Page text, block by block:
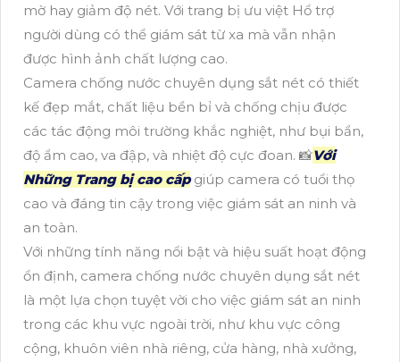
mờ hay giảm độ nét. Với trang bị ưu việt Hổ trợ
người dùng có thể giám sát từ xa mà vẫn nhận
được hình ảnh chất lượng cao.
Camera chống nước chuyên dụng sắt nét có thiết
kế đẹp mắt, chất liệu bền bỉ và chống chịu được
các tác động môi trường khắc nghiệt, như bụi bẩn,
độ ẩm cao, va đập, và nhiệt độ cực đoan. 📸Với
Những Trang bị cao cấpgiúp camera có tuổi thọ
cao và đáng tin cậy trong việc giám sát an ninh và
an toàn.
Với những tính năng nổi bật và hiệu suất hoạt động
ổn định, camera chống nước chuyên dụng sắt nét
là một lựa chọn tuyệt vời cho việc giám sát an ninh
trong các khu vực ngoài trời, như khu vực công
cộng, khuôn viên nhà riêng, cửa hàng, nhà xưởng,